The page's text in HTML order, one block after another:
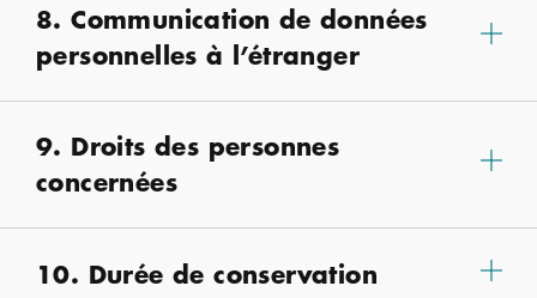
8. Communication de données
personnelles à l’étranger
9. Droits des personnes
concernées
10. Durée de conservation